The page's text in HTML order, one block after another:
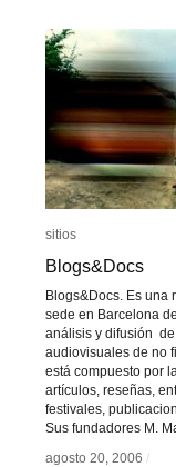
sitios
Blogs&Docs
Blogs&Docs. Es una
sede en Barcelona
análisis y difusión
audiovisuales de no
está compuesto por
artículos, reseñas,
festivales,
Sus fundadores M.
agosto 20, 2006 /
sitios
Blogs&Docs
agosto 20, 2006 /